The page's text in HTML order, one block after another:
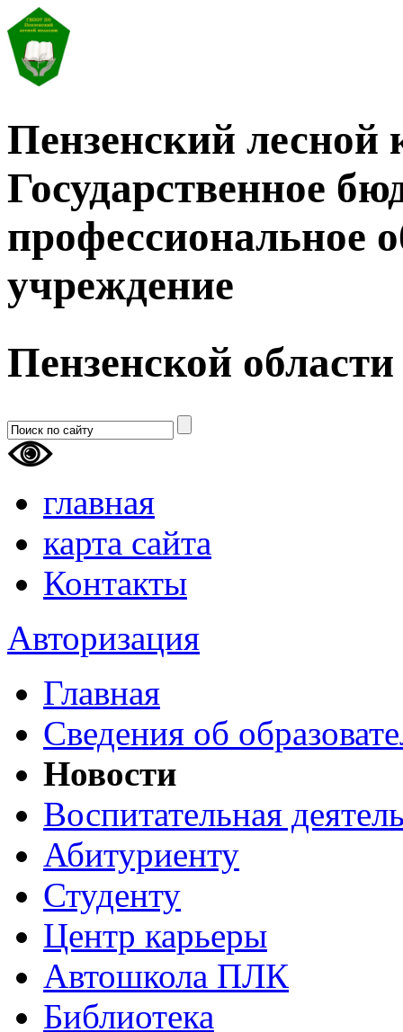
Пензенский лесной
Государственное
профессиональное
учреждение
Пензенской области
главная
карта сайта
Контакты
Авторизация
Главная
Сведения об
Новости
Воспитательная
Абитуриенту
Студенту
Центр карьеры
Автошкола ПЛК
Библиотека